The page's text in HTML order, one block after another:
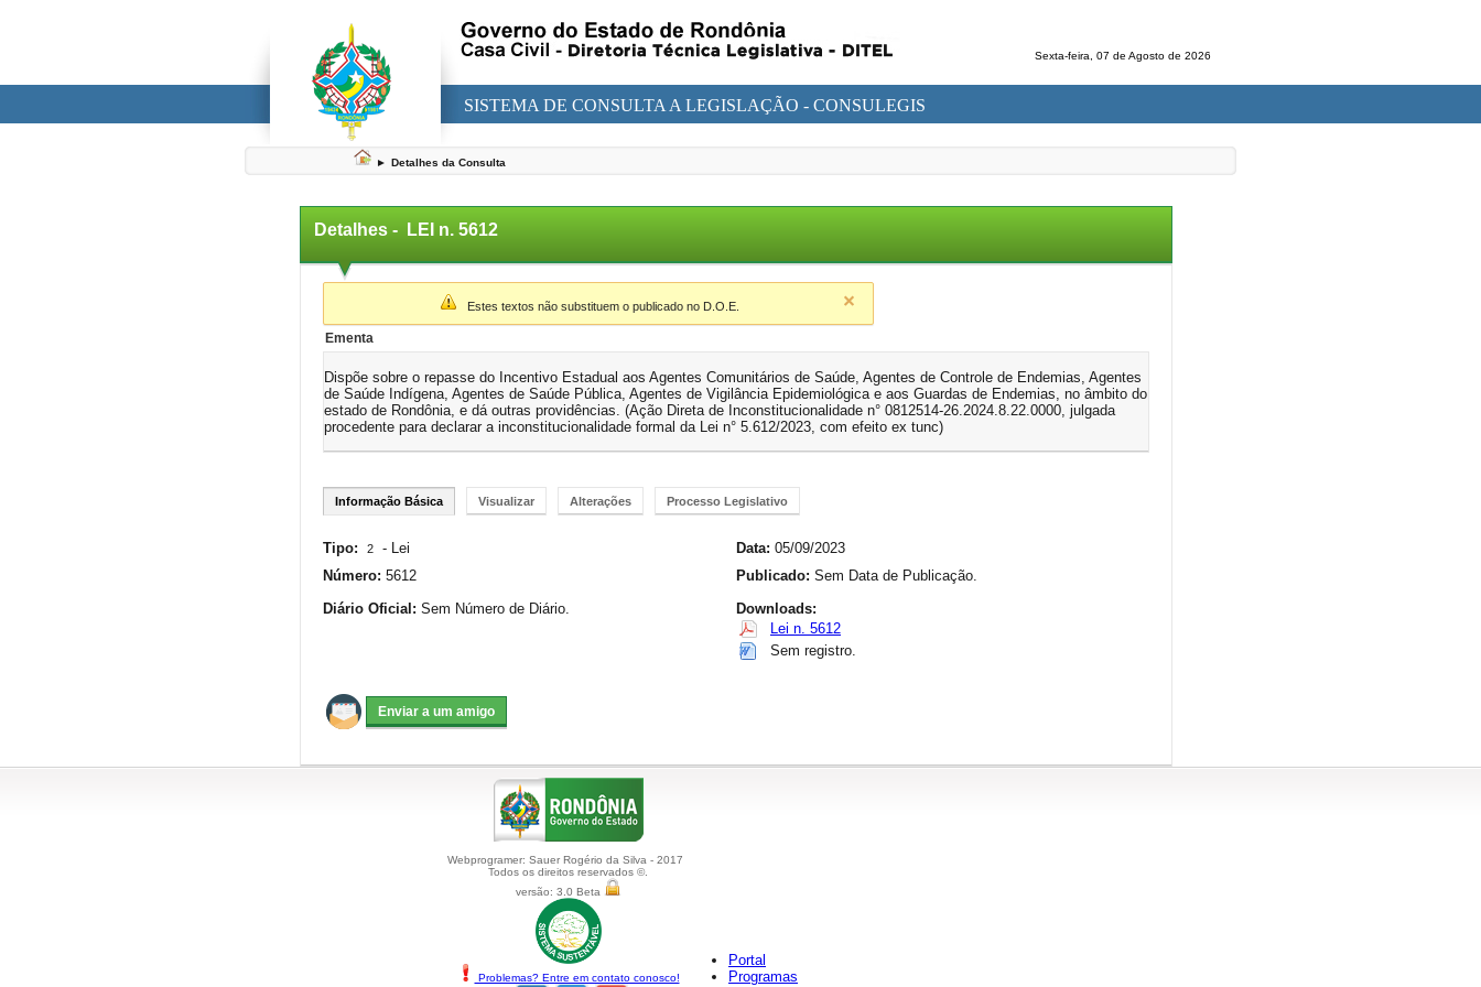
Sexta-feira, 07 de Agosto de 2026
SISTEMA DE CONSULTA A LEGISLAÇÃO - CONSULEGIS
► Detalhes da Consulta
Detalhes - LEI n. 5612
▼
Estes textos não substituem o publicado no D.O.E.
Ementa
Dispõe sobre o repasse do Incentivo Estadual aos Agentes Comunitários de Saúde, Agentes de Controle de Endemias, Agentes
de Saúde Indígena, Agentes de Saúde Pública, Agentes de Vigilância Epidemiológica e aos Guardas de Endemias, no âmbito do
estado de Rondônia, e dá outras providências. (Ação Direta de Inconstitucionalidade n° 0812514-26.2024.8.22.0000, julgada
procedente para declarar a inconstitucionalidade formal da Lei n° 5.612/2023, com efeito ex tunc)
Informação Básica Visualizar Alterações Processo Legislativo
Tipo: 2 - Lei Data: 05/09/2023
Número: 5612 Publicado: Sem Data de Publicação.
Diário Oficial: Sem Número de Diário.
Downloads:
Lei n. 5612
Sem registro.
Webprogramer: Sauer Rogério da Silva - 2017
Todos os direitos reservados ©.
versão: 3.0 Beta
Problemas? Entre em contato conosco!
Portal
Programas